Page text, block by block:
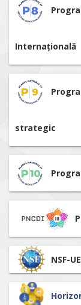
Internațională
strategic
NSF-